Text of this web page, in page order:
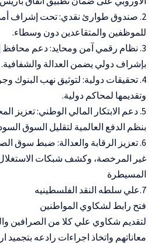
2. صندوق طوارئ نقدي: تحت إشراف
للموظفين والمتقاعدين دون وسطاء.
3. نظام رقمي آمن ومحايد: دعم محافظ
بإشراف دولي يضمن العدالة والشفافية.
4. تحقيقات دولية: لتوثيق نهب البنوك
وتقديمها لمحاكم دولية.
5. دعم الابتكار المالي الوطني: تعزيز
بنظم الدفع العالمية لتقليل السوق
6. تعزيز الرقابة والعدالة: ضبط سوق
غير المرخصة، وكشف شبكات الاستغلال
المسيطرة
7.علي سلطه النقد الفلسطينيه
فتح رابط لشكاوي المواطنين
لتقديم شكاوي علي كلا من الصرافين
معاناتهم واتخاذ اجراءات رادعه